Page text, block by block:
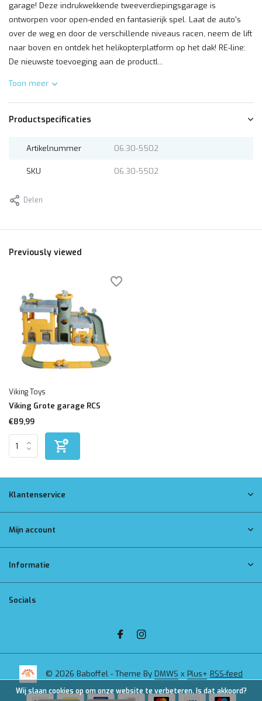
garage! Deze indrukwekkende tweeverdiepingsgarage is
ontworpen voor open-ended en fantasierijk spel. Laat de auto's
over de weg en door de verschillende niveaus racen, neem de lift
naar boven en ontdek het helikopterplatform op het dak! RE-line:
De nieuwste toevoeging aan de productl...
Toon meer
Productspecificaties
Artikelnummer 06.30-5502
SKU 06.30-5502
Delen
Previously viewed
Viking Toys
Viking Grote garage RCS
€89,99
Klantenservice
Mijn account
Informatie
Socials
© 2026 Baboffel - Theme By DMWS x Plus+ RSS-feed
Wij slaan cookies op om onze website te verbeteren. Is dat akkoord?